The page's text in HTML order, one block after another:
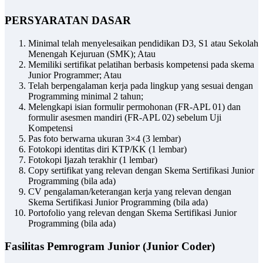
PERSYARATAN DASAR
Minimal telah menyelesaikan pendidikan D3, S1 atau Sekolah
Menengah Kejuruan (SMK); Atau
Memiliki sertifikat pelatihan berbasis kompetensi pada skema
Junior Programmer; Atau
Telah berpengalaman kerja pada lingkup yang sesuai dengan
Programming minimal 2 tahun;
Melengkapi isian formulir permohonan (FR-APL 01) dan
formulir asesmen mandiri (FR-APL 02) sebelum Uji
Kompetensi
Pas foto berwarna ukuran 3×4 (3 lembar)
Fotokopi identitas diri KTP/KK (1 lembar)
Fotokopi Ijazah terakhir (1 lembar)
Copy sertifikat yang relevan dengan Skema Sertifikasi Junior
Programming (bila ada)
CV pengalaman/keterangan kerja yang relevan dengan
Skema Sertifikasi Junior Programming (bila ada)
Portofolio yang relevan dengan Skema Sertifikasi Junior
Programming (bila ada)
Fasilitas Pemrogram Junior (Junior Coder)